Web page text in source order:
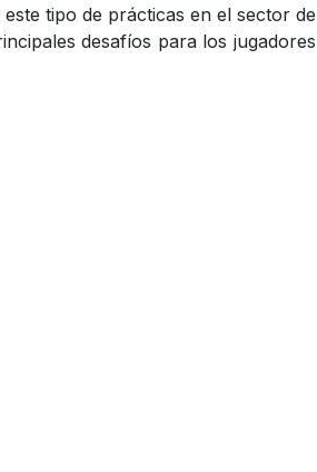
tipo de prácticas en el sector de
desafíos para los jugadores